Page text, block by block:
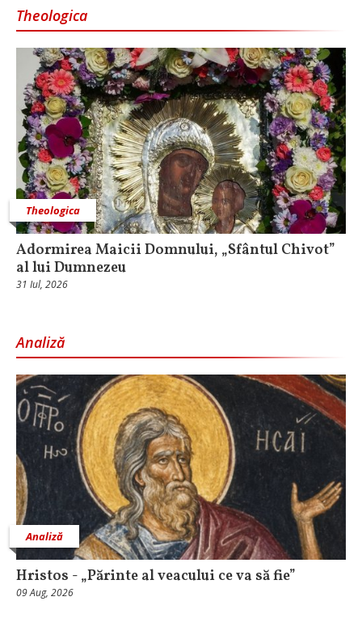
Theologica
Theologica
Adormirea Maicii Domnului, „Sfântul Chivot”
al lui Dumnezeu
31 Iul, 2026
Analiză
Analiză
Hristos - „Părinte al veacului ce va să fie”
09 Aug, 2026